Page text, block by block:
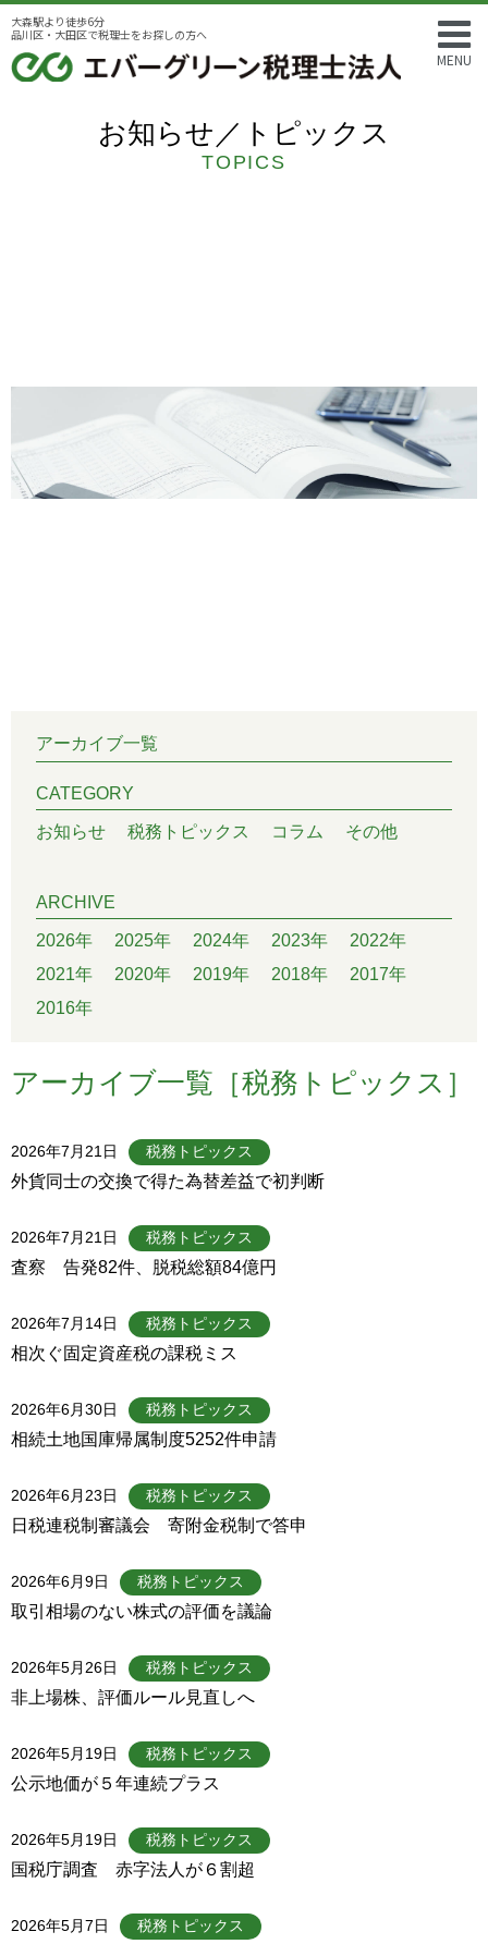
MENU
大森駅より徒歩6分
品川区・大田区で税理士をお探しの方へ
お知らせ／トピックス
TOPICS
アーカイブ一覧
CATEGORY
お知らせ 税務トピックス コラム その他
ARCHIVE
2026年 2025年 2024年 2023年
2022年
2021年
2020年 2019年 2018年
2017年
2016年
アーカイブ一覧［税務トピックス］
2026年7月21日 税務トピックス
外貨同士の交換で得た為替差益で初判断
2026年7月21日 税務トピックス
査察 告発82件、脱税総額84億円
2026年7月14日 税務トピックス
相次ぐ固定資産税の課税ミス
2026年6月30日 税務トピックス
相続土地国庫帰属制度5252件申請
2026年6月23日 税務トピックス
日税連税制審議会 寄附金税制で答申
2026年6月9日 税務トピックス
取引相場のない株式の評価を議論
2026年5月26日 税務トピックス
非上場株、評価ルール見直しへ
2026年5月19日 税務トピックス
公示地価が５年連続プラス
2026年5月19日 税務トピックス
国税庁調査 赤字法人が６割超
2026年5月7日 税務トピックス